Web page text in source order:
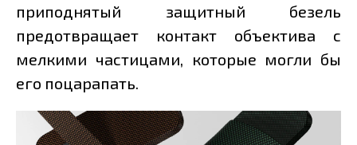
приподнятый защитный безель
предотвращает контакт объектива с
мелкими частицами, которые могли бы
его поцарапать.